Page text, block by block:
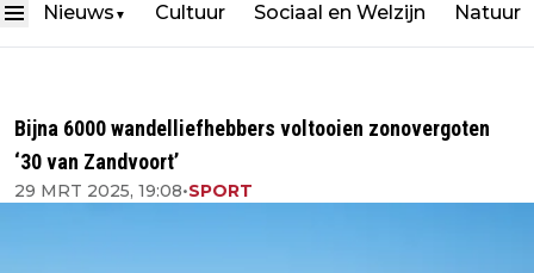
Nieuws ▼ Cultuur Sociaal en Welzijn Natuur
Bijna 6000 wandelliefhebbers voltooien zonovergoten
‘30 van Zandvoort’
29 MRT 2025, 19:08•SPORT